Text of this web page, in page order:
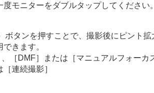
画/動画）
モニターをダブルタップしてください
ボタンを押すことで、撮影後にピント
きます。
［DMF］ または ［マニュアルフォーカ
［連続撮影］